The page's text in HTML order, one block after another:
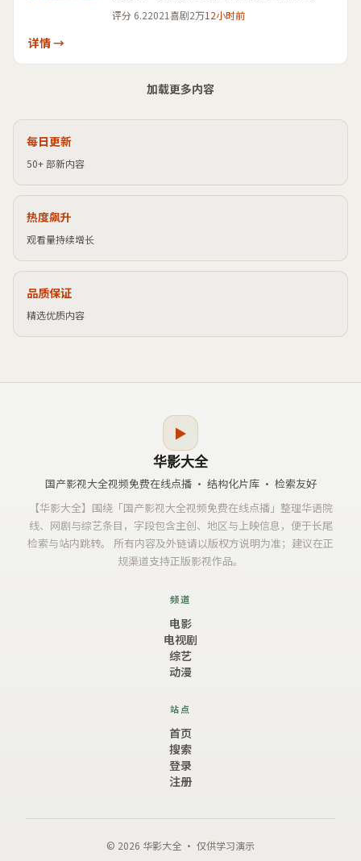
小帅任导演，玄彬、章子怡、葛优、松坂桃李担
评分 6.22021喜剧2万12小时前
详情 →
加载更多内容
每日更新
50+ 部新内容
热度飙升
观看量持续增长
品质保证
精选优质内容
▶
华影大全
国产影视大全视频免费在线点播· 结构化片库 · 检索友好
【华影大全】围绕「国产影视大全视频免费在线点播」整理华语院
线、网剧与综艺条目，字段包含主创、地区与上映信息，便于长尾
检索与站内跳转。 所有内容及外链请以版权方说明为准；建议在正
规渠道支持正版影视作品。
频道
电影
电视剧
综艺
动漫
站点
首页
搜索
登录
注册
© 2026 华影大全 · 仅供学习演示